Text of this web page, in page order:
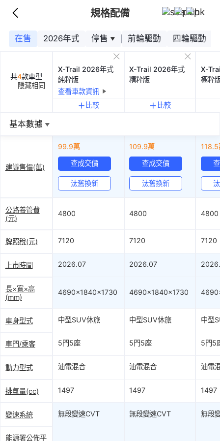
規格配備
在售 2026年式 停售 前輪驅動 四輪驅動
共4款車型
隱藏相同
X-Trail 2026年式
純粋版
查看車款資訊
比較
X-Trail 2026年式
精粋版
比較
X-
極粋
基本數據
基本數據
建議售價(萬)
99.9萬
查成交價
汰舊換新
109.9萬
查成交價
汰舊換新
118.5
公路養管費
(元)
4800 4800 4800
牌照稅(元) 7120 7120 7120
上市時間 2026.07 2026.07
長×寬×高
(mm)
4690×1840×1730 4690×1840×1730
車身型式 中型SUV休旅 中型SUV休旅 中型
車門/乘客 5門5座 5門5座 5門5
動力型式 油電混合 油電混合 油電
排氣量(cc) 1497 1497 1497
變速系統 無段變速CVT 無段變速CVT 無段
能源署公佈平